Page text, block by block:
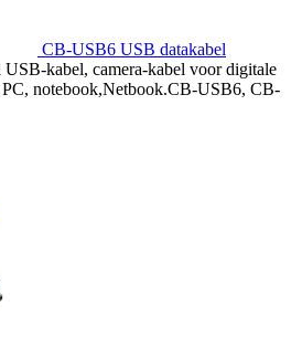
CB-USB6 USB datakabel
kabel, camera-kabel voor digitale
PC, notebook,Netbook.CB-USB6, CB-